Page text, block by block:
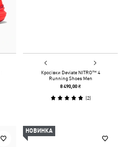
Кросівки Deviate NITRO™ 4
Running Shoes Men
8 490,00 ₴
(2)
НОВИНКА